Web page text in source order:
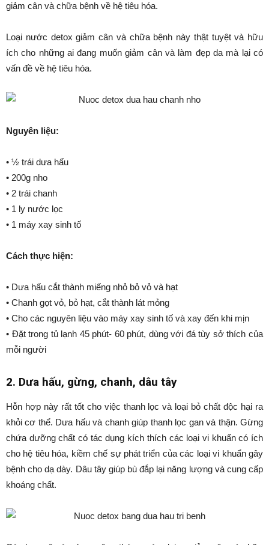
giảm cân và chữa bệnh về hệ tiêu hóa.
Loại nước detox giảm cân và chữa bệnh này thật tuyệt và hữu
ích cho những ai đang muốn giảm cân và làm đẹp da mà lại có
vấn đề về hệ tiêu hóa.
Nguyên liệu:
• ½ trái dưa hấu
• 200g nho
• 2 trái chanh
• 1 ly nước lọc
• 1 máy xay sinh tố
Cách thực hiện:
• Dưa hấu cắt thành miếng nhỏ bỏ vỏ và hạt
• Chanh gọt vỏ, bỏ hạt, cắt thành lát mỏng
• Cho các nguyên liệu vào máy xay sinh tố và xay đến khi mịn
• Đặt trong tủ lạnh 45 phút- 60 phút, dùng với đá tùy sở thích của
mỗi người
2. Dưa hấu, gừng, chanh, dâu tây
Hỗn hợp này rất tốt cho việc thanh lọc và loại bỏ chất độc hại ra
khỏi cơ thể. Dưa hấu và chanh giúp thanh lọc gan và thận. Gừng
chứa dưỡng chất có tác dụng kích thích các loại vi khuẩn có ích
cho hệ tiêu hóa, kiềm chế sự phát triển của các loại vi khuẩn gây
bệnh cho dạ dày. Dâu tây giúp bù đắp lại năng lượng và cung cấp
khoáng chất.